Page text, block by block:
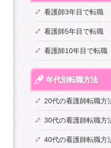
看護師3年目で転職
看護師5年目で転職
看護師10年目で転職
年代別転職方法
20代の看護師転職方
30代の看護師転職方
40代の看護師転職方